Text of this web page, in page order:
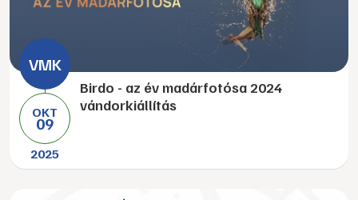
OKT
09
2025
Birdo - az év madárfotósa 2024
vándorkiállítás